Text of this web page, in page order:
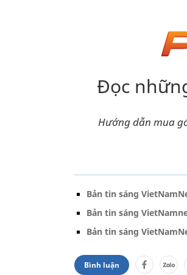
Đọc
Hướng dẫn mua
Bản tin sáng
Bản tin sáng
Bản tin sáng
Bình luận